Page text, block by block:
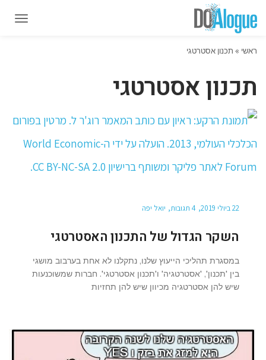
ראשי » תכנון אסטרטגי
תכנון אסטרטגי
22 ביולי 2019 4 תגובות יואל יפה
השקר הגדול של התכנון האסטרטגי
במסגרת תהליכי הייעוץ שלנו, נתקלנו לא אחת בערבוב מושגי
בין 'תכנון', 'אסטרטגיה' ו'תכנון אסטרטגי'. חברות שמשוכנעות
שיש להן אסטרטגיה מכיוון שיש להן תחזיות